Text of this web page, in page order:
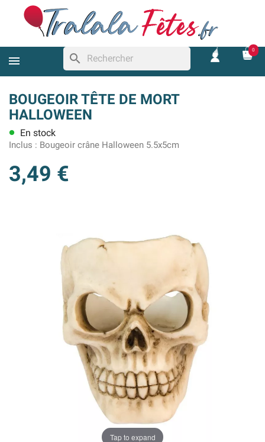
search
0
BOUGEOIR TÊTE DE MORT
HALLOWEEN
lens En stock
Inclus : Bougeoir crâne Halloween 5.5x5cm
3,49 €
Tap to expand